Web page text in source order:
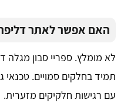
האם אפשר לאתר
לא מומלץ. ספריי סבון מגלה
תמיד בחלקים סמויים.
עם רגישות חלקיקים מזערית.